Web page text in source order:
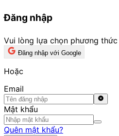
Đăng nhập
Vui lòng lựa chọn phương thức
Đăng nhập với Google
Hoặc
Email
Mật khẩu
Quên mật khẩu?